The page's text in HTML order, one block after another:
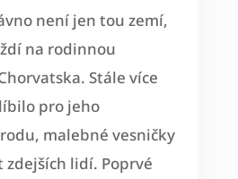
není jen tou zemí,
na rodinnou
Stále více
pro jeho
malebné vesničky
lidí. Poprvé